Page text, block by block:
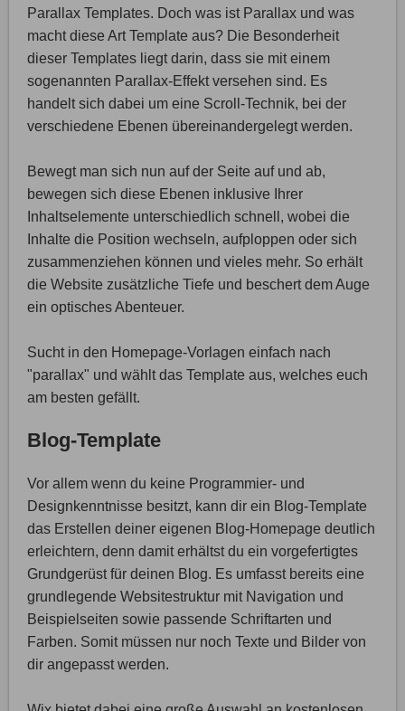
Parallax Templates. Doch was ist Parallax und was
macht diese Art Template aus? Die Besonderheit
dieser Templates liegt darin, dass sie mit einem
sogenannten Parallax-Effekt versehen sind. Es
handelt sich dabei um eine Scroll-Technik, bei der
verschiedene Ebenen übereinandergelegt werden.
Bewegt man sich nun auf der Seite auf und ab,
bewegen sich diese Ebenen inklusive Ihrer
Inhaltselemente unterschiedlich schnell, wobei die
Inhalte die Position wechseln, aufploppen oder sich
zusammenziehen können und vieles mehr. So erhält
die Website zusätzliche Tiefe und beschert dem Auge
ein optisches Abenteuer.
Sucht in den Homepage-Vorlagen einfach nach
"parallax" und wählt das Template aus, welches euch
am besten gefällt.
Blog-Template
Vor allem wenn du keine Programmier- und
Designkenntnisse besitzt, kann dir ein Blog-Template
das Erstellen deiner eigenen Blog-Homepage deutlich
erleichtern, denn damit erhältst du ein vorgefertigtes
Grundgerüst für deinen Blog. Es umfasst bereits eine
grundlegende Websitestruktur mit Navigation und
Beispielseiten sowie passende Schriftarten und
Farben. Somit müssen nur noch Texte und Bilder von
dir angepasst werden.